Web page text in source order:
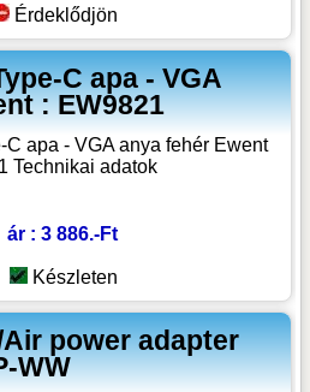
Érdeklődjön
C apa - VGA
: EW9821
ár : 3 886.-Ft
Készleten
power adapter
WW